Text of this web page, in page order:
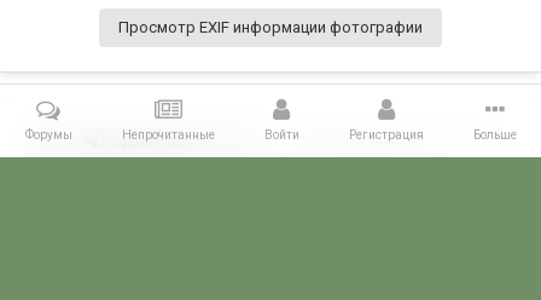
Просмотр EXIF информации фотографии
Поделиться Подписчики 0
Форумы Непрочитанные Войти Регистрация Больше